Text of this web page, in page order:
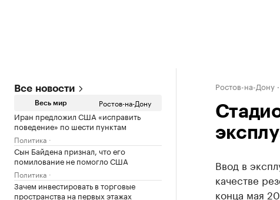
Все новости
Весь мир Ростов-на-Дону
Иран предложил США «исправить
поведение» по шести пунктам
Политика
Сын Байдена признал, что его
помилование не помогло США
Политика
Зачем инвестировать в торговые
пространства на первых этажах
Ростов-на-Дону
Ввод в
качестве
конца мая